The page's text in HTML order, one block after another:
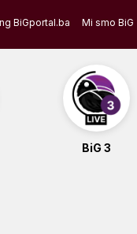
BiGportal.ba Mi smo BiG
BiG 3